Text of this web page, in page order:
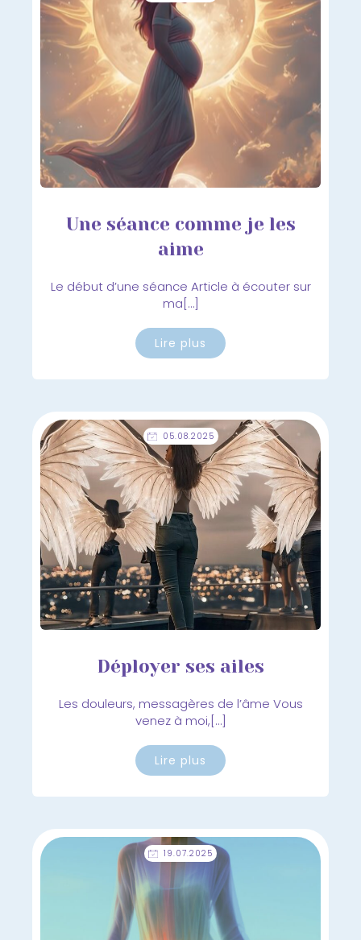
Une séance comme je les
aime
Le début d’une séance Article à écouter sur
ma[…]
Lire plus
05.08.2025
Déployer ses ailes
Les douleurs, messagères de l’âme Vous
venez à moi,[…]
Lire plus
19.07.2025